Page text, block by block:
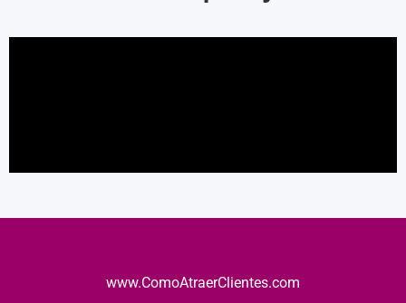
www.ComoAtraerClientes.com